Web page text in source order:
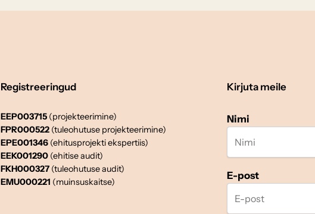
Registreeringud
EEP003715 (projekteerimine)
FPR000522 (tuleohutuse projekteerimine)
EPE001346 (ehitusprojekti ekspertiis)
EEK001290(ehitise audit)
FKH000327 (tuleohutuse audit)
EMU000221 (muinsuskaitse)
Kirjuta meile
Nimi
E-post